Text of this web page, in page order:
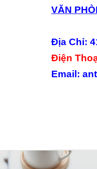
VĂN
Địa Chỉ:
Điện
Email: